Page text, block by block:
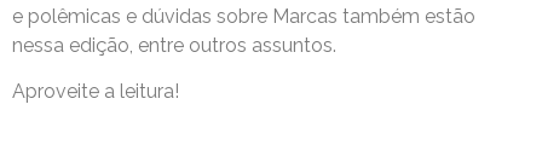
e polêmicas e dúvidas sobre Marcas também estão
nessa edição, entre outros assuntos.
Aproveite a leitura!